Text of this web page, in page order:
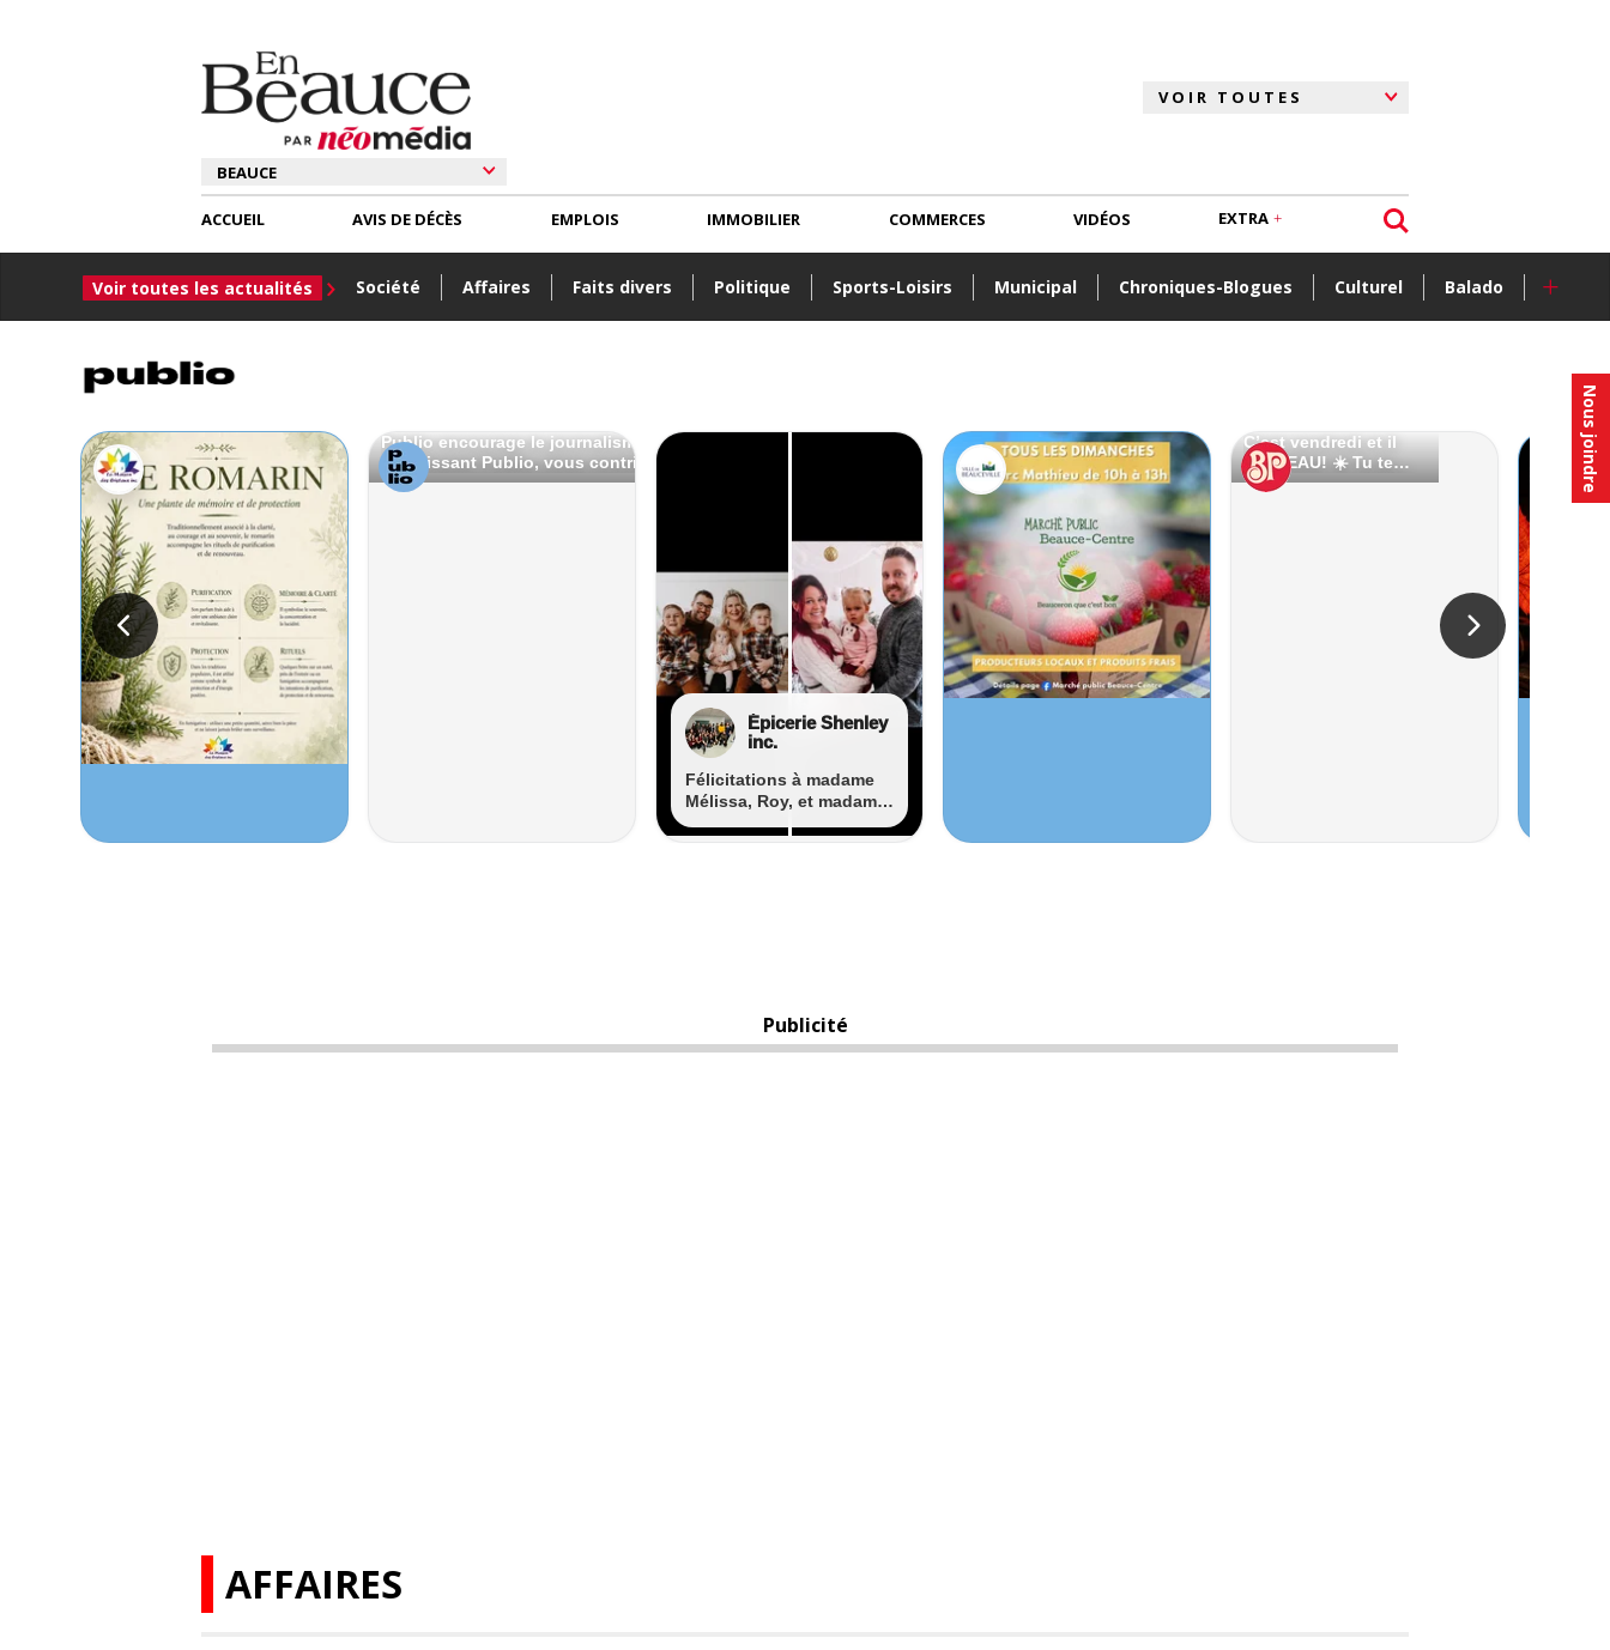
Nous joindre
ACCUEIL
Voir toutes les actualités Société Affaires Faits divers Politique Sports-Loisirs Municipal Chroniques-Blogues Culturel Balado +
AVIS DE DÉCÈS EMPLOIS IMMOBILIER COMMERCES VIDÉOS EXTRA
Publicité
AFFAIRES